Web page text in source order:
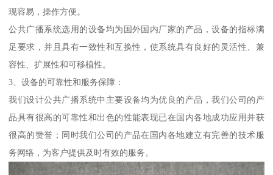
现容易，操作方便。
公共广播系统选用的设备均为国外国内厂家的产品，设备的指标满
足要求，并且具有一致性和互换性，使系统具有良好的灵活性、兼
容性、扩展性和可移植性。
3、设备的可靠性和服务保障：
我们设计公共广播系统中主要设备均为优良的产品，我们公司的产
品具有很高的可靠性和出色的性能表现已在国内各地成功应用并获
很高的赞誉；同时我们公司的产品在国内各地建立有完善的技术服
务网络，为客户提供及时有效的服务。